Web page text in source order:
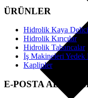
ÜRÜNLER
Hidrolik Kaya
Hidrolik Kırıcılar
Hidrolik Tabancalar
İş Makineleri Yedek
Kaplinler
E-POSTA